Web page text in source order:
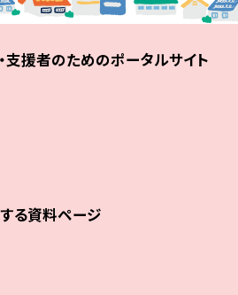
支援者のためのポータルサイト
る資料ページ